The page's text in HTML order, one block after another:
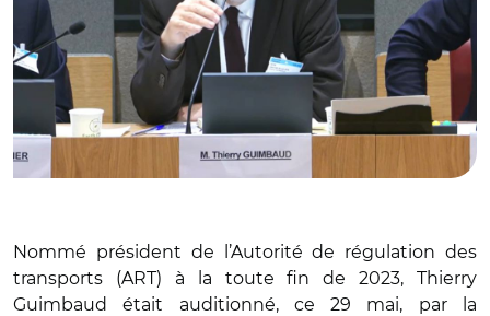
Nommé président de l’Autorité de régulation des
transports (ART) à la toute fin de 2023, Thierry
Guimbaud était auditionné, ce 29 mai, par la